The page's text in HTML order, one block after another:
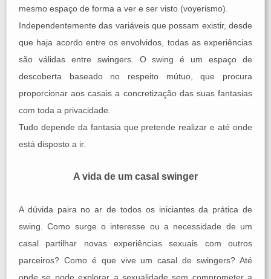
mesmo espaço de forma a ver e ser visto (voyerismo).
Independentemente das variáveis que possam existir, desde
que haja acordo entre os envolvidos, todas as experiências
são válidas entre swingers. O swing é um espaço de
descoberta baseado no respeito mútuo, que procura
proporcionar aos casais a concretização das suas fantasias
com toda a privacidade.
Tudo depende da fantasia que pretende realizar e até onde
está disposto a ir.
A vida de um casal swinger
A dúvida paira no ar de todos os iniciantes da prática de
swing. Como surge o interesse ou a necessidade de um
casal partilhar novas experiências sexuais com outros
parceiros? Como é que vive um casal de swingers? Até